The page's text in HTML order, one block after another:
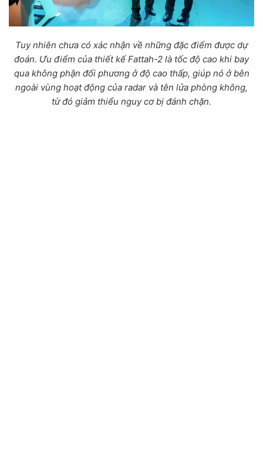
Tuy nhiên chưa có xác nhận về những đặc điểm được dự
đoán. Ưu điểm của thiết kế Fattah-2 là tốc độ cao khi bay
qua không phận đối phương ở độ cao thấp, giúp nó ở bên
ngoài vùng hoạt động của radar và tên lửa phòng không,
từ đó giảm thiểu nguy cơ bị đánh chặn.